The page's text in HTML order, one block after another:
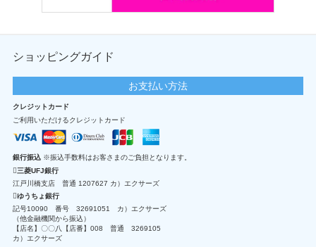
ショッピングガイド
お支払い方法
クレジットカード
ご利用いただけるクレジットカード
銀行振込 ※振込手数料はお客さまのご負担となります。
三菱UFJ銀行
江戸川橋支店 普通 1207627 カ）エクサーズ
ゆうちょ銀行
記号10090 番号 32691051 カ）エクサーズ
（他金融機関から振込）
【店名】〇〇八【店番】008 普通 3269105
カ）エクサーズ